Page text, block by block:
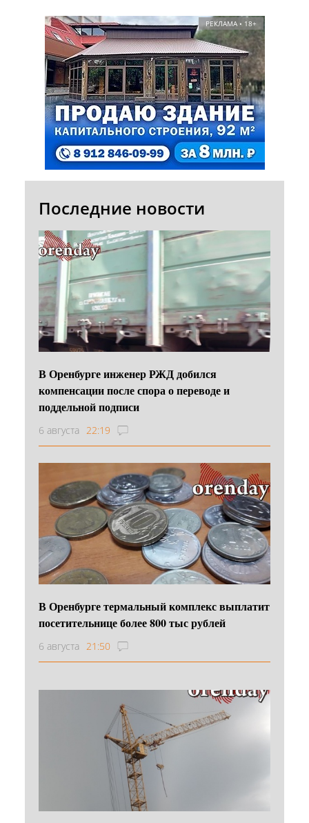
РЕКЛАМА • 18+
Последние новости
В Оренбурге инженер РЖД добился
компенсации после спора о переводе и
поддельной подписи
6 августа 22:19
В Оренбурге термальный комплекс выплатит
посетительнице более 800 тыс рублей
6 августа 21:50